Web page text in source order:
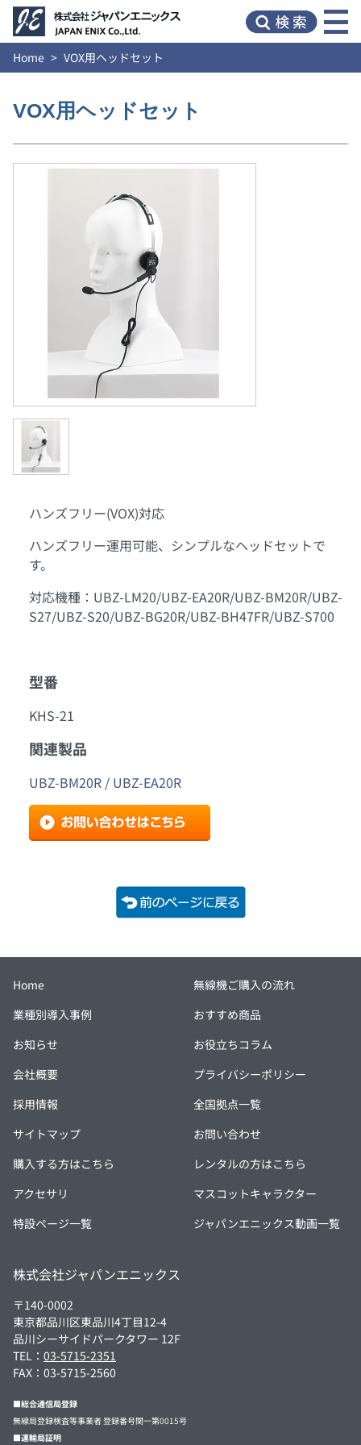
Home VOX用ヘッドセット
VOX用ヘッドセット
ハンズフリー(VOX)対応
ハンズフリー運用可能、シンプルなヘッドセットで
す。
対応機種：UBZ-LM20/UBZ-EA20R/UBZ-BM20R/UBZ-
S27/UBZ-S20/UBZ-BG20R/UBZ-BH47FR/UBZ-S700
型番
KHS-21
関連製品
UBZ-BM20R / UBZ-EA20R
Home
無線機ご購入の流れ
業種別導入事例
おすすめ商品
お知らせ
お役立ちコラム
会社概要
プライバシーポリシー
採用情報
全国拠点一覧
サイトマップ
お問い合わせ
購入する方はこちら
レンタルの方はこちら
アクセサリ
マスコットキャラクター
特設ページ一覧
ジャパンエニックス動画一覧
株式会社ジャパンエニックス
〒140-0002
東京都品川区東品川4丁目12-4
品川シーサイドパークタワー 12F
TEL： 03-5715-2351
FAX：03-5715-2560
■総合通信局登録
無線局登録検査等事業者 登録番号関一第0015号
■運輸局証明